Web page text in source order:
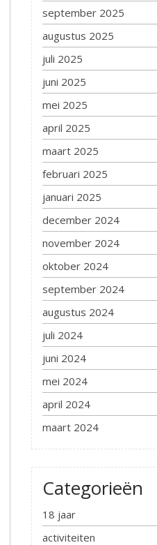
september 2025
augustus 2025
juli 2025
juni 2025
mei 2025
april 2025
maart 2025
februari 2025
januari 2025
december 2024
november 2024
oktober 2024
september 2024
augustus 2024
juli 2024
juni 2024
mei 2024
april 2024
maart 2024
Categorieën
18 jaar
activiteiten